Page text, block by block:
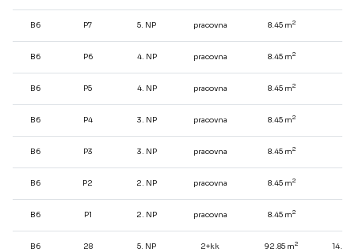
B6 P7 5. NP pracovna 8.45 m2
B6 P6 4. NP pracovna 8.45 m2
B6 P5 4. NP pracovna 8.45 m2
B6 P4 3. NP pracovna 8.45 m2
B6 P3 3. NP pracovna 8.45 m2
B6 P2 2. NP pracovna 8.45 m2
B6 P1 2. NP pracovna 8.45 m2
B6 28 5. NP 2+kk 92.85 m2 14.31